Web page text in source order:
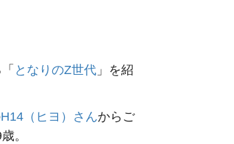
となりのZ世代 」を紹
H14（ヒヨ）さんからご
。